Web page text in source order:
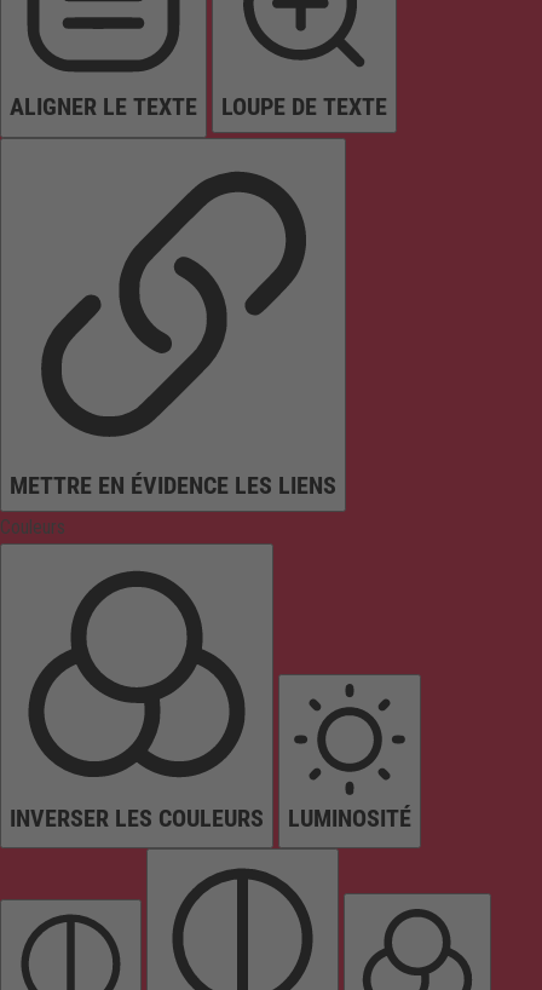
ALIGNER LE TEXTE LOUPE DE TEXTE
METTRE EN ÉVIDENCE LES LIENS
Couleurs
INVERSER LES COULEURS LUMINOSITÉ